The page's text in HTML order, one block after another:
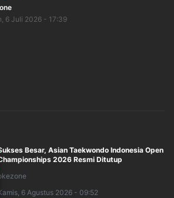
6 Juli 2026 - 17:39
Besar, Asian Taekwondo Indonesia Open
2026 Resmi Ditutup
6 Agustus 2026 - 09:52